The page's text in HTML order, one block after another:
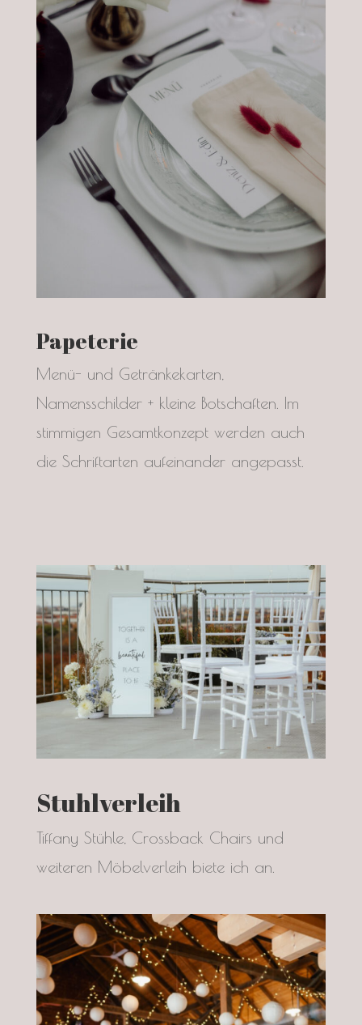
Papeterie
Menü- und Getränkekarten,
Namensschilder + kleine Botschaften. Im
stimmigen Gesamtkonzept werden auch
die Schriftarten aufeinander angepasst.
Stuhlverleih
Tiffany Stühle, Crossback Chairs und
weiteren Möbelverleih biete ich an.